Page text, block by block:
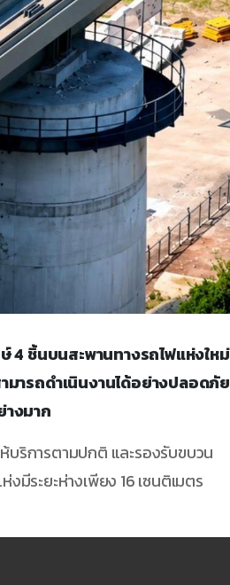
4 ชิ้นบนสะพานทางรถไฟแห่งใหม่
ารถดำเนินงานได้อย่างปลอดภัย
งมาก
บริการตามปกติ และรองรับขบวน
ระยะห่างเพียง 16 เซนติเมตร